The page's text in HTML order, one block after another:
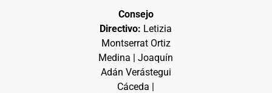
Consejo
Directivo: Letizia
Montserrat Ortiz
Medina | Joaquín
Adán Verástegui
Cáceda |